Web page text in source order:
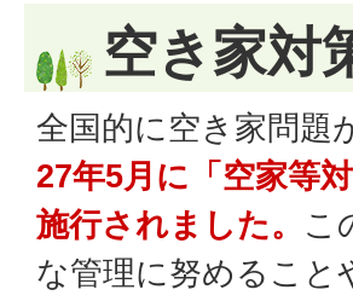
空き家対
全国的に空き家問題
27年5月に「空家等
施行されました。 こ
な管理に努めること